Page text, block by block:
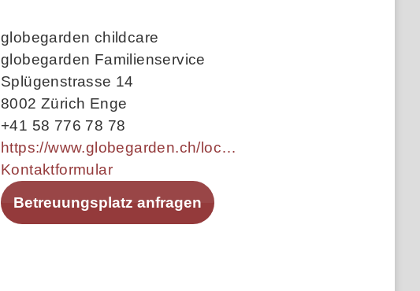
globegarden childcare
globegarden Familienservice
Splügenstrasse 14
8002 Zürich Enge
+41 58 776 78 78
https://www.globegarden.ch/locations/thurgauerstrasse
Kontaktformular
Betreuungsplatz anfragen